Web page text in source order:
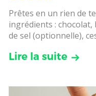
Prêtes en un rien de
ingrédients : chocolat,
de sel (optionnelle),
Lire la suite